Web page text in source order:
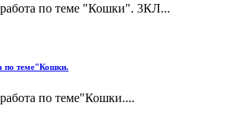
работа по теме "Кошки". 3КЛ...
по теме"Кошки.
по теме"Кошки....